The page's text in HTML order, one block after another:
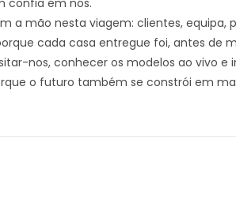
confia em nós.
a mão nesta viagem: clientes, equipa,
cada casa entregue foi, antes de
nos, conhecer os modelos ao vivo e
o futuro também se constrói em